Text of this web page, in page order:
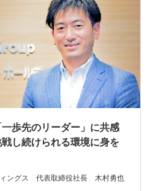
歩先のリーダー」に共感
し続けられる環境に身を
ィングス 代表取締役社長 木村勇也